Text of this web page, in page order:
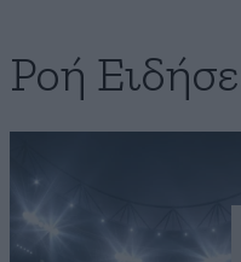
Ροή